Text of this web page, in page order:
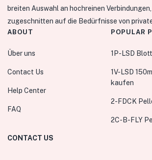
breiten Auswahl an hochreinen
zugeschnitten auf die Bedürfnisse von
ABOUT
Über uns
Contact Us
Help Center
FAQ
POPULAR
1P-LSD
1V-LSD
kaufen
2-FDCK
2C-B-FLY
CONTACT US